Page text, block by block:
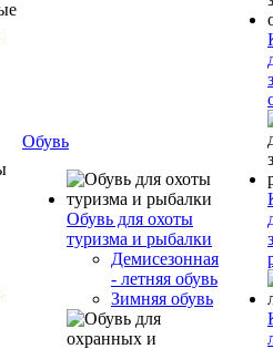
Обувь
Обувь для охоты
туризма и рыбалки
Демисезонная
- летняя обувь
Зимняя обувь